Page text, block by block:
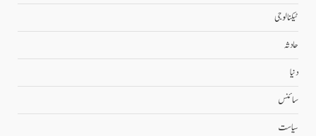
ٹیکنالوجی
حادثہ
دنیا
سائنس
سیاست